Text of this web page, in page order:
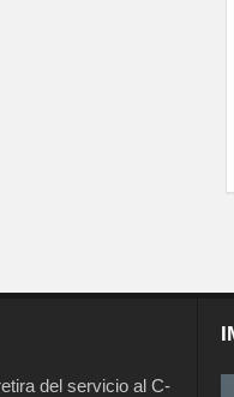
del servicio al C-